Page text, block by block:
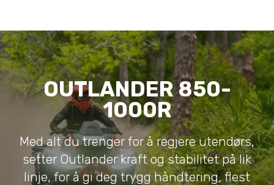
OUTLANDER 850-
1000R
Med alt du trenger for å regjere utendørs,
setter Outlander kraft og stabilitet på lik
linje, for å gi deg trygg håndtering, flest